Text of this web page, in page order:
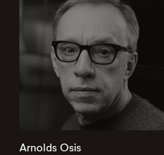
Arnolds Osis